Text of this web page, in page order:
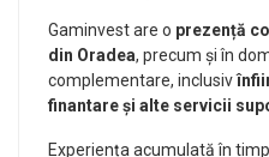
Gaminvest are o prezență
din Oradea, precum și în
complementare, inclusiv
finantare și alte servicii
Experiența acumulată în